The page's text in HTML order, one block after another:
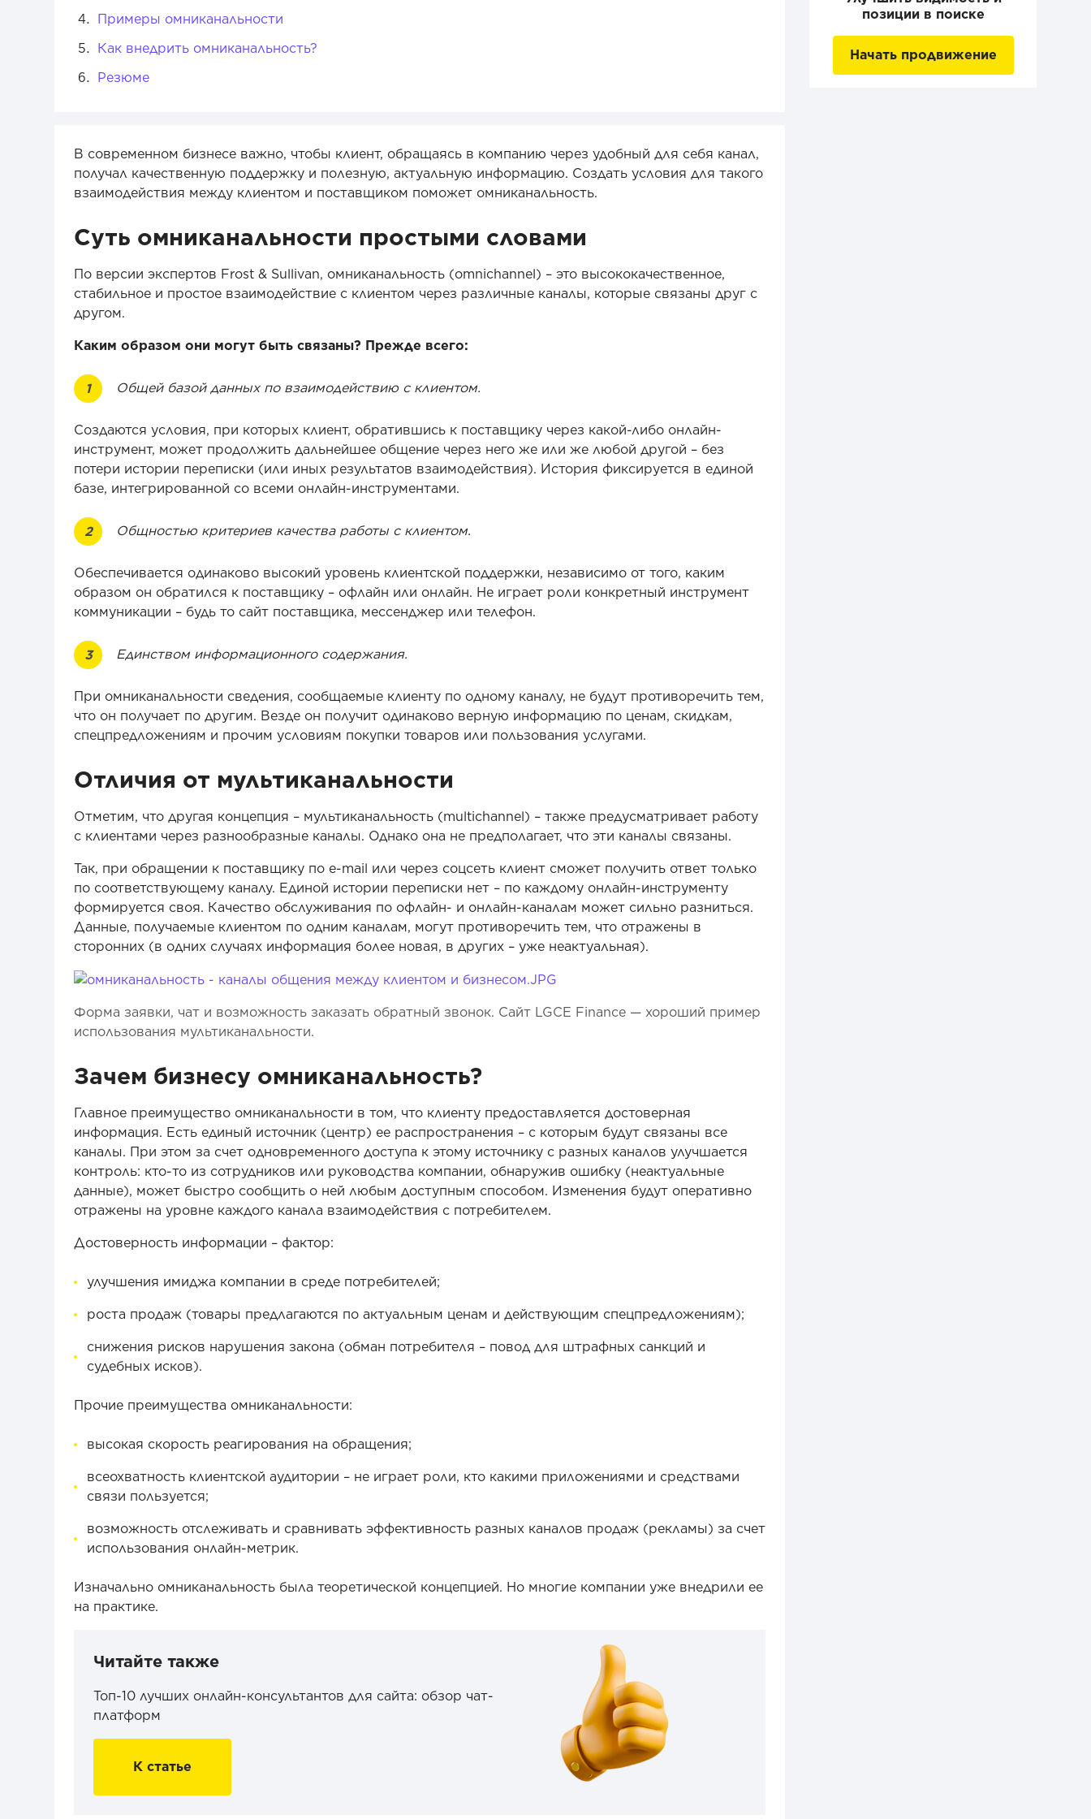
Примеры омниканальности
Как внедрить омниканальность?
Резюме
В современном бизнесе важно, чтобы клиент, обращаясь в компанию через удобный для себя канал,
получал качественную поддержку и полезную, актуальную информацию. Создать условия для такого
взаимодействия между клиентом и поставщиком поможет омниканальность.
Суть омниканальности простыми словами
По версии экспертов Frost & Sullivan, омниканальность (omnichannel) – это высококачественное,
стабильное и простое взаимодействие с клиентом через различные каналы, которые связаны друг с
другом.
Каким образом они могут быть связаны? Прежде всего:
Общей базой данных по взаимодействию с клиентом.
Создаются условия, при которых клиент, обратившись к поставщику через какой-либо онлайн-
инструмент, может продолжить дальнейшее общение через него же или же любой другой – без
потери истории переписки (или иных результатов взаимодействия). История фиксируется в единой
базе, интегрированной со всеми онлайн-инструментами.
Общностью критериев качества работы с клиентом.
Обеспечивается одинаково высокий уровень клиентской поддержки, независимо от того, каким
образом он обратился к поставщику – офлайн или онлайн. Не играет роли конкретный инструмент
коммуникации – будь то сайт поставщика, мессенджер или телефон.
Единством информационного содержания.
При омниканальности сведения, сообщаемые клиенту по одному каналу, не будут противоречить тем,
что он получает по другим. Везде он получит одинаково верную информацию по ценам, скидкам,
спецпредложениям и прочим условиям покупки товаров или пользования услугами.
Отличия от мультиканальности
Отметим, что другая концепция – мультиканальность (multichannel) – также предусматривает работу
с клиентами через разнообразные каналы. Однако она не предполагает, что эти каналы связаны.
Так, при обращении к поставщику по e-mail или через соцсеть клиент сможет получить ответ только
по соответствующему каналу. Единой истории переписки нет – по каждому онлайн-инструменту
формируется своя. Качество обслуживания по офлайн- и онлайн-каналам может сильно разниться.
Данные, получаемые клиентом по одним каналам, могут противоречить тем, что отражены в
сторонних (в одних случаях информация более новая, в других – уже неактуальная).
Форма заявки, чат и возможность заказать обратный звонок. Сайт LGCE Finance — хороший пример
использования мультиканальности.
Зачем бизнесу омниканальность?
Главное преимущество омниканальности в том, что клиенту предоставляется достоверная
информация. Есть единый источник (центр) ее распространения – с которым будут связаны все
каналы. При этом за счет одновременного доступа к этому источнику с разных каналов улучшается
контроль: кто-то из сотрудников или руководства компании, обнаружив ошибку (неактуальные
данные), может быстро сообщить о ней любым доступным способом. Изменения будут оперативно
отражены на уровне каждого канала взаимодействия с потребителем.
Достоверность информации – фактор:
улучшения имиджа компании в среде потребителей;
роста продаж (товары предлагаются по актуальным ценам и действующим спецпредложениям);
снижения рисков нарушения закона (обман потребителя – повод для штрафных санкций и
судебных исков).
Прочие преимущества омниканальности:
высокая скорость реагирования на обращения;
всеохватность клиентской аудитории – не играет роли, кто какими приложениями и средствами
связи пользуется;
возможность отслеживать и сравнивать эффективность разных каналов продаж (рекламы) за счет
использования онлайн-метрик.
Изначально омниканальность была теоретической концепцией. Но многие компании уже внедрили ее
на практике.
Читайте также
Топ-10 лучших онлайн-консультантов для сайта: обзор чат-
платформ
К статье
позиции в поиске
Начать продвижение